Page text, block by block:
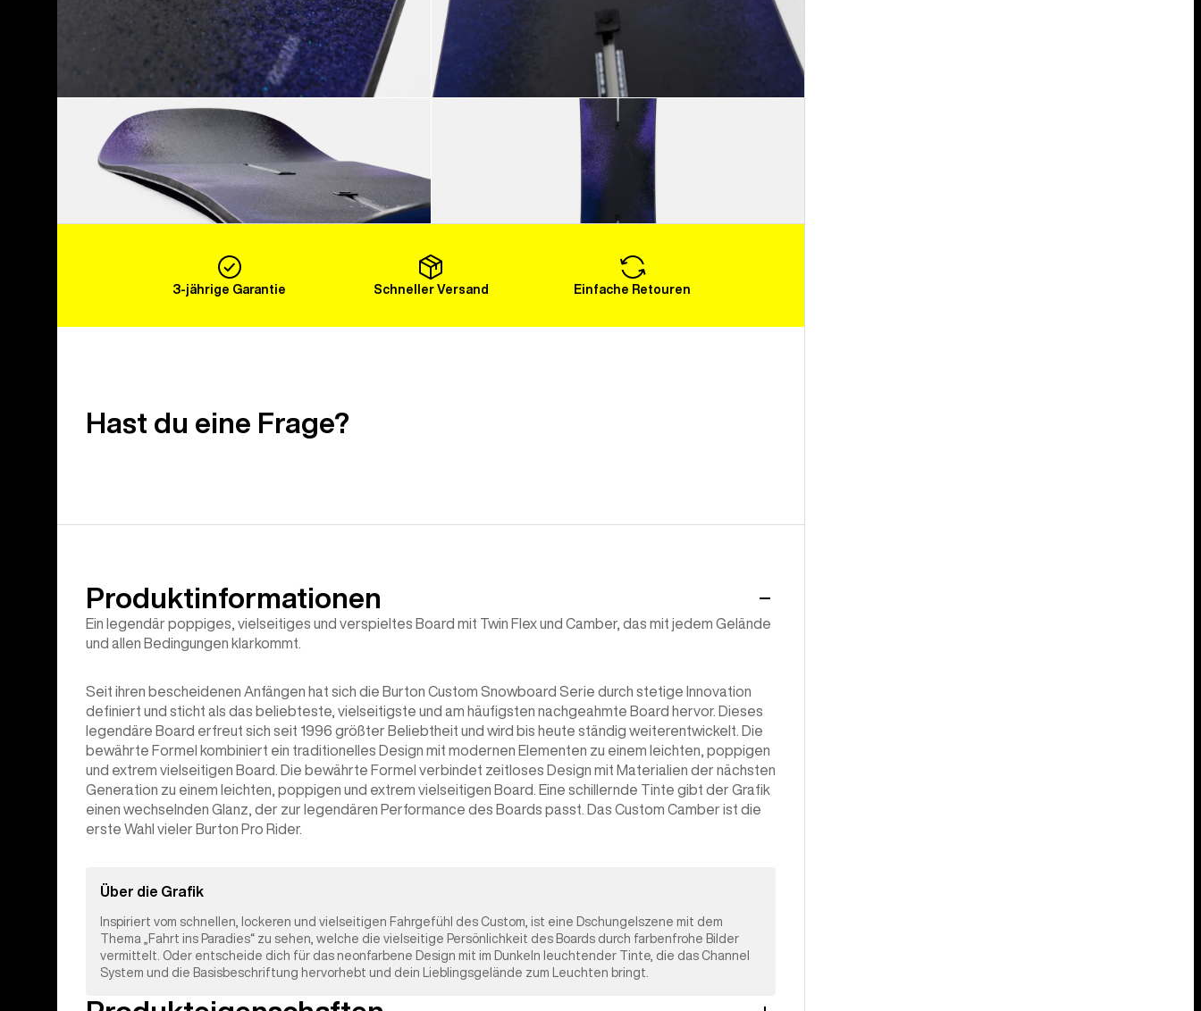
Mehr laden
3-jährige Garantie Schneller Versand Einfache Retouren
Hast du eine Frage?
Produktinformationen
Ein legendär poppiges, vielseitiges und verspieltes Board mit Twin Flex und Camber, das mit jedem Gelände
und allen Bedingungen klarkommt.
Seit ihren bescheidenen Anfängen hat sich die Burton Custom Snowboard Serie durch stetige Innovation
definiert und sticht als das beliebteste, vielseitigste und am häufigsten nachgeahmte Board hervor. Dieses
legendäre Board erfreut sich seit 1996 größter Beliebtheit und wird bis heute ständig weiterentwickelt. Die
bewährte Formel kombiniert ein traditionelles Design mit modernen Elementen zu einem leichten, poppigen
und extrem vielseitigen Board. Die bewährte Formel verbindet zeitloses Design mit Materialien der nächsten
Generation zu einem leichten, poppigen und extrem vielseitigen Board. Eine schillernde Tinte gibt der Grafik
einen wechselnden Glanz, der zur legendären Performance des Boards passt. Das Custom Camber ist die
erste Wahl vieler Burton Pro Rider.
Über die Grafik
Inspiriert vom schnellen, lockeren und vielseitigen Fahrgefühl des Custom, ist eine Dschungelszene mit dem
Thema „Fahrt ins Paradies“ zu sehen, welche die vielseitige Persönlichkeit des Boards durch farbenfrohe Bilder
vermittelt. Oder entscheide dich für das neonfarbene Design mit im Dunkeln leuchtender Tinte, die das Channel
System und die Basisbeschriftung hervorhebt und dein Lieblingsgelände zum Leuchten bringt.